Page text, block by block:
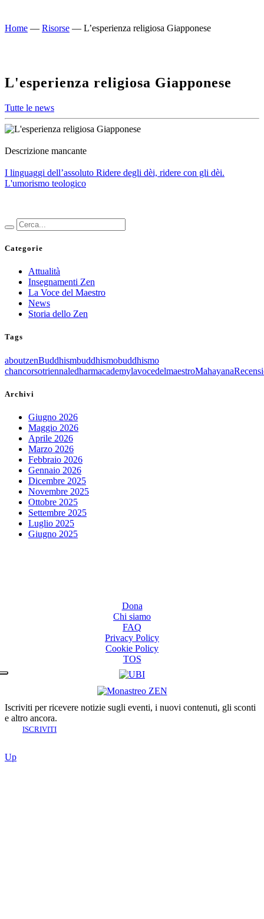
Home — Risorse — L’esperienza religiosa Giapponese
L'esperienza religiosa Giapponese
Tutte le news
Descrizione mancante
I linguaggi dell’assoluto Ridere degli dèi, ridere con gli dèi.
L'umorismo teologico
Categorie
Attualità
Insegnamenti Zen
La Voce del Maestro
News
Storia dello Zen
Tags
aboutzenBuddhismbuddhismobuddhismo
chancorsotriennaledharmacademylavocedelmaestroMahayana
Archivi
Giugno 2026
Maggio 2026
Aprile 2026
Marzo 2026
Febbraio 2026
Gennaio 2026
Dicembre 2025
Novembre 2025
Ottobre 2025
Settembre 2025
Luglio 2025
Giugno 2025
Dona
Chi siamo
FAQ
Privacy Policy
Cookie Policy
TOS
Iscriviti per ricevere notizie sugli eventi, i nuovi contenuti, gli sconti
e altro ancora.
ISCRIVITI
Up